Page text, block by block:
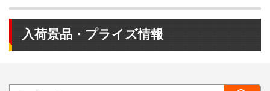
入荷景品・プライズ情報